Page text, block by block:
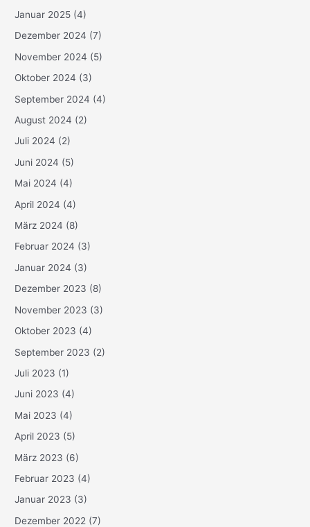
Januar 2025 (4)
Dezember 2024 (7)
November 2024 (5)
Oktober 2024 (3)
September 2024 (4)
August 2024 (2)
Juli 2024 (2)
Juni 2024 (5)
Mai 2024 (4)
April 2024 (4)
März 2024 (8)
Februar 2024 (3)
Januar 2024 (3)
Dezember 2023 (8)
November 2023 (3)
Oktober 2023 (4)
September 2023 (2)
Juli 2023 (1)
Juni 2023 (4)
Mai 2023 (4)
April 2023 (5)
März 2023 (6)
Februar 2023 (4)
Januar 2023 (3)
Dezember 2022 (7)